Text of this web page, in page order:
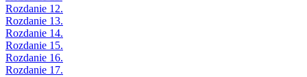
Rozdanie 12.
Rozdanie 13.
Rozdanie 14.
Rozdanie 15.
Rozdanie 16.
Rozdanie 17.